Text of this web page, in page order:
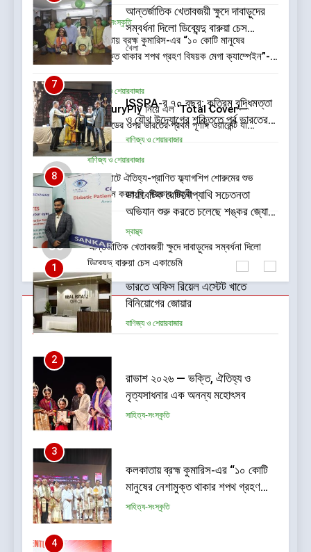
03
সাহিত্য-সংস্কৃতি
কলকাতায় ব্রহ্ম কুমারিস-এর “১০ কোটি মানুষের
নেশামুক্ত থাকার শপথ গ্রহণ বিষয়ক মেগা ক্যাম্পেইন”-
04
বাণিজ্য ও শেয়ারবাজার
CenturyPly নিয়ে এল ‘Total Cover’—
প্লাইউডের ওপর ভারতের প্রথম পূর্ণাঙ্গ ওয়ারেন্টি যা
আসবাবপত্র তৈরির সম্পূর্ণ খরচ পুষিয়ে দেয়
05
বাণিজ্য ও শেয়ারবাজার
গড়িয়াহাটে ঐতিহ্য-প্রাণিত ফ্ল্যাগশিপ শোরুমের শুভ
উদ্বোধন করল বি. সরকার জহুরী
06
আন্তর্জাতিক খেতাবজয়ী ক্ষুদে দাবাড়ুদের সম্বর্ধনা দিলো
ডিব্যেন্দু বারুয়া চেস একাডেমি
Trending
আন্তর্জাতিক খেতাবজয়ী ক্ষুদে দাবাড়ুদের
সম্বর্ধনা দিলো ডিব্যেন্দু বারুয়া চেস
একাডেমি
খেলা
7
ISSPA-র ৭০ বছর: কৃত্রিম বুদ্ধিমত্তা
ও যৌথ উদ্যোগের শক্তিতে পূর্ব ভারতের
রং শিল্পের নজর ভবিষ্যৎমুখী প্রবৃদ্ধিতে
বাণিজ্য ও শেয়ারবাজার
8
ডায়াবেটিক রেটিনোপ্যাথি সচেতনতা
অভিযান শুরু করতে চলেছে শঙ্কর জ্যোতি
আই ইনস্টিটিউট
স্বাস্থ্য
1
ভারতে অফিস রিয়েল এস্টেট খাতে
বিনিয়োগের জোয়ার
বাণিজ্য ও শেয়ারবাজার
2
রাভাশ ২০২৬ — ভক্তি, ঐতিহ্য ও
নৃত্যসাধনার এক অনন্য মহোৎসব
সাহিত্য-সংস্কৃতি
3
কলকাতায় ব্রহ্ম কুমারিস-এর “১০ কোটি
মানুষের নেশামুক্ত থাকার শপথ গ্রহণ
বিষয়ক মেগা ক্যাম্পেইন”-এর সূচনা
সাহিত্য-সংস্কৃতি
4